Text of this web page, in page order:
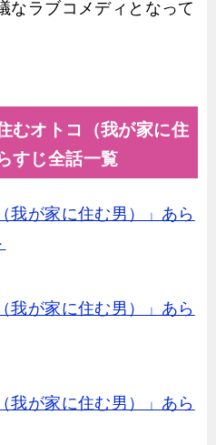
なラブコメディとなって
むオトコ（我が家に住
すじ全話一覧
我が家に住む男）」あら
我が家に住む男）」あら
我が家に住む男）」あら